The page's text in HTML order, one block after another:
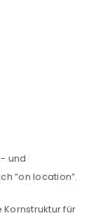
und
“on location”.
Kornstruktur für